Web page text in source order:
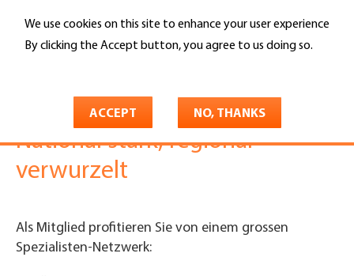
We use cookies on this site to enhance your user experience
By clicking the Accept button, you agree to us doing so.
ACCEPT NO, THANKS
main
Search
Mitgliedschaft
Spezialisten-Netzwerk
National stark, regional
verwurzelt
Als Mitglied profitieren Sie von einem grossen
Spezialisten-Netzwerk: